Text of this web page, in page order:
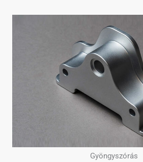
Gyöngyszórás